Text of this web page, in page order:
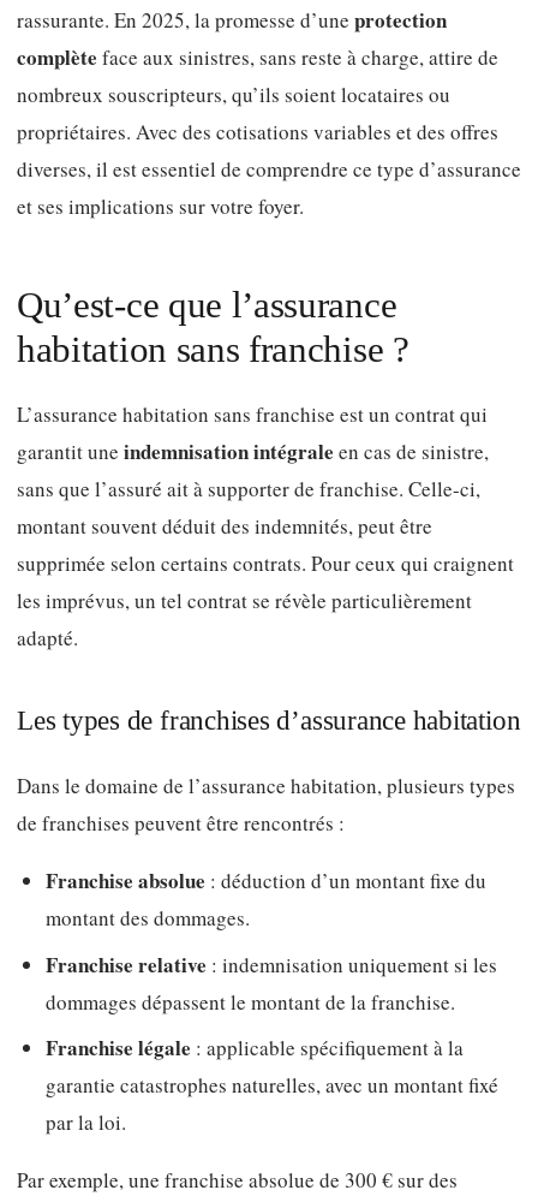
rassurante. En 2025, la promesse d’une protection
complète face aux sinistres, sans reste à charge, attire de
nombreux souscripteurs, qu’ils soient locataires ou
propriétaires. Avec des cotisations variables et des offres
diverses, il est essentiel de comprendre ce type d’assurance
et ses implications sur votre foyer.
Qu’est-ce que l’assurance
habitation sans franchise ?
L’assurance habitation sans franchise est un contrat qui
garantit une indemnisation intégrale en cas de sinistre,
sans que l’assuré ait à supporter de franchise. Celle-ci,
montant souvent déduit des indemnités, peut être
supprimée selon certains contrats. Pour ceux qui craignent
les imprévus, un tel contrat se révèle particulièrement
adapté.
Les types de franchises d’assurance habitation
Dans le domaine de l’assurance habitation, plusieurs types
de franchises peuvent être rencontrés :
Franchise absolue : déduction d’un montant fixe du
montant des dommages.
Franchise relative : indemnisation uniquement si les
dommages dépassent le montant de la franchise.
Franchise légale : applicable spécifiquement à la
garantie catastrophes naturelles, avec un montant fixé
par la loi.
Par exemple, une franchise absolue de 300 € sur des